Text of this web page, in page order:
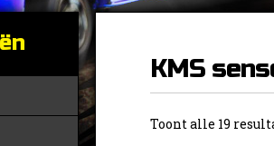
KMS
Toont alle 19